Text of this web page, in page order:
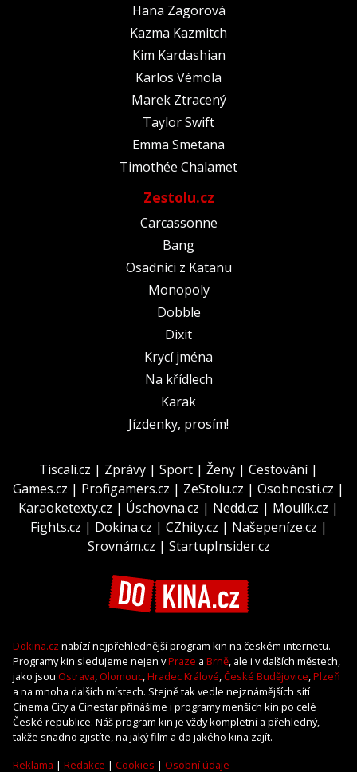
Hana Zagorová
Kazma Kazmitch
Kim Kardashian
Karlos Vémola
Marek Ztracený
Taylor Swift
Emma Smetana
Timothée Chalamet
Zestolu.cz
Carcassonne
Bang
Osadníci z Katanu
Monopoly
Dobble
Dixit
Krycí jména
Na křídlech
Karak
Jízdenky, prosím!
Tiscali.cz | Zprávy | Sport | Ženy | Cestování|
Games.cz | Profigamers.cz | ZeStolu.cz | Osobnosti.cz |
Karaoketexty.cz | Úschovna.cz | Nedd.cz | Moulík.cz |
Fights.cz | Dokina.cz | CZhity.cz | Našepeníze.cz |
Srovnám.cz | StartupInsider.cz
Dokina.cz nabízí nejpřehlednější program kin na českém internetu.
Programy kin sledujeme nejen vPraze a Brně, ale i v dalších městech,
jako jsou Ostrava, Olomouc,Hradec Králové,České Budějovice,Plzeň
a na mnoha dalších místech. Stejně tak vedle nejznámějších sítí
Cinema City a Cinestar přinášíme i programy menších kin po celé
České republice. Náš program kin je vždy kompletní a přehledný,
takže snadno zjistíte, na jaký film a do jakého kina zajít.
Reklama | Redakce | Cookies | Osobní údaje